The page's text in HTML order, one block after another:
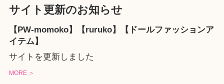
サイト更新のお知らせ
【PW-momoko】【ruruko】【ドールファッションア
イテム】
サイトを更新しました
MORE ＞